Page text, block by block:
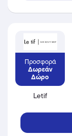
Προσφορά
Δωρεάν
Δώρο
Letif